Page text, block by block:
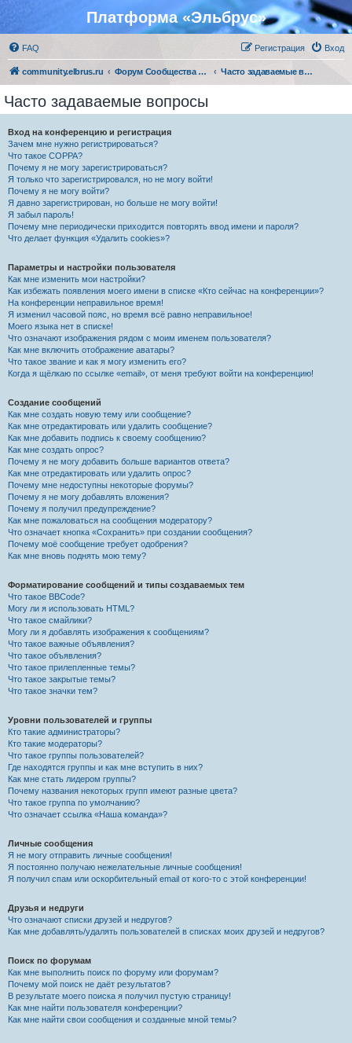
Платформа «Эльбрус»
FAQ Вход
Регистрация
community.elbrus.ru Форум Сообщества Эльбрус Часто задаваемые вопросы
Часто задаваемые вопросы
Вход на конференцию и регистрация
Зачем мне нужно регистрироваться?
Что такое COPPA?
Почему я не могу зарегистрироваться?
Я только что зарегистрировался, но не могу войти!
Почему я не могу войти?
Я давно зарегистрирован, но больше не могу войти!
Я забыл пароль!
Почему мне периодически приходится повторять ввод имени и пароля?
Что делает функция «Удалить cookies»?
Параметры и настройки пользователя
Как мне изменить мои настройки?
Как избежать появления моего имени в списке «Кто сейчас на конференции»?
На конференции неправильное время!
Я изменил часовой пояс, но время всё равно неправильное!
Моего языка нет в списке!
Что означают изображения рядом с моим именем пользователя?
Как мне включить отображение аватары?
Что такое звание и как я могу изменить его?
Когда я щёлкаю по ссылке «email», от меня требуют войти на конференцию!
Создание сообщений
Как мне создать новую тему или сообщение?
Как мне отредактировать или удалить сообщение?
Как мне добавить подпись к своему сообщению?
Как мне создать опрос?
Почему я не могу добавить больше вариантов ответа?
Как мне отредактировать или удалить опрос?
Почему мне недоступны некоторые форумы?
Почему я не могу добавлять вложения?
Почему я получил предупреждение?
Как мне пожаловаться на сообщения модератору?
Что означает кнопка «Сохранить» при создании сообщения?
Почему моё сообщение требует одобрения?
Как мне вновь поднять мою тему?
Форматирование сообщений и типы создаваемых тем
Что такое BBCode?
Могу ли я использовать HTML?
Что такое смайлики?
Могу ли я добавлять изображения к сообщениям?
Что такое важные объявления?
Что такое объявления?
Что такое прилепленные темы?
Что такое закрытые темы?
Что такое значки тем?
Уровни пользователей и группы
Кто такие администраторы?
Кто такие модераторы?
Что такое группы пользователей?
Где находятся группы и как мне вступить в них?
Как мне стать лидером группы?
Почему названия некоторых групп имеют разные цвета?
Что такое группа по умолчанию?
Что означает ссылка «Наша команда»?
Личные сообщения
Я не могу отправить личные сообщения!
Я постоянно получаю нежелательные личные сообщения!
Я получил спам или оскорбительный email от кого-то с этой конференции!
Друзья и недруги
Что означают списки друзей и недругов?
Как мне добавлять/удалять пользователей в списках моих друзей и недругов?
Поиск по форумам
Как мне выполнить поиск по форуму или форумам?
Почему мой поиск не даёт результатов?
В результате моего поиска я получил пустую страницу!
Как мне найти пользователя конференции?
Как мне найти свои сообщения и созданные мной темы?